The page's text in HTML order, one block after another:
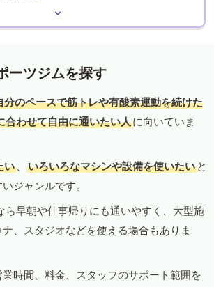
ーツジムを探す
分のペースで筋トレや有酸素運動を続けた
合わせて自由に通いたい人に向いていま
い 、 いろいろなマシンや設備を使いたい と
ジャンルです。
ら早朝や仕事帰りにも通いやすく、大型施
、スタジオなどを使える場合もありま
時間、料金、スタッフのサポート範囲を